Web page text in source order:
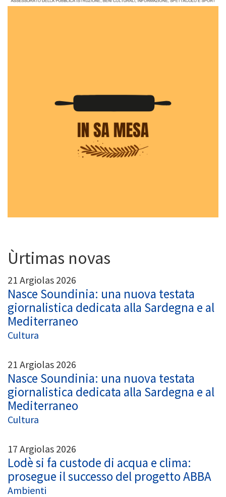
Ùrtimas novas
21 Argiolas 2026
Nasce Soundinia: una nuova testata
giornalistica dedicata alla Sardegna e al
Mediterraneo
Cultura
21 Argiolas 2026
Nasce Soundinia: una nuova testata
giornalistica dedicata alla Sardegna e al
Mediterraneo
Cultura
17 Argiolas 2026
Lodè si fa custode di acqua e clima:
prosegue il successo del progetto ABBA
Ambienti